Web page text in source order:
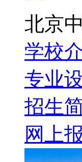
北京
学校
专业
招生
网上